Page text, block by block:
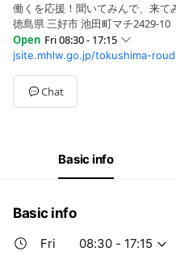
働くを応援！聞いてみんで、来て
徳島県 三好市 池田町マチ2429-10
Open Fri 08:30 - 17:15
SunClosed
Mon08:30 - 17:15
Tue08:30 - 17:15
Wed08:30 - 17:15
jsite.mhlw.go.jp/tokushima-
Chat
Basic info
Basic info
Fri
08:30 - 17:15